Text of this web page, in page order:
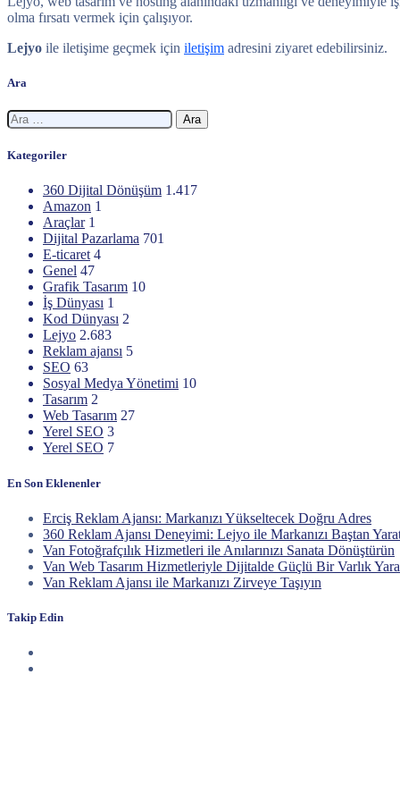
olma fırsatı vermek için çalışıyor.
Lejyo ile iletişime geçmek için iletişim adresini ziyaret edebilirsiniz.
Ara
Arama:
Kategoriler
360 Dijital Dönüşüm 1.417
Amazon 1
Araçlar 1
Dijital Pazarlama 701
E-ticaret 4
Genel 47
Grafik Tasarım 10
İş Dünyası 1
Kod Dünyası 2
Lejyo 2.683
Reklam ajansı 5
SEO 63
Sosyal Medya Yönetimi 10
Tasarım 2
Web Tasarım 27
Yerel SEO 3
Yerel SEO 7
En Son Eklenenler
Erciş Reklam Ajansı: Markanızı Yükseltecek Doğru Adres
360 Reklam Ajansı Deneyimi: Lejyo ile Markanızı Baştan
Van Fotoğrafçılık Hizmetleri ile Anılarınızı Sanata Dönüştürün
Van Web Tasarım Hizmetleriyle Dijitalde Güçlü Bir Varlık
Van Reklam Ajansı ile Markanızı Zirveye Taşıyın
Takip Edin